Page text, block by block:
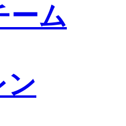
ーム
ン